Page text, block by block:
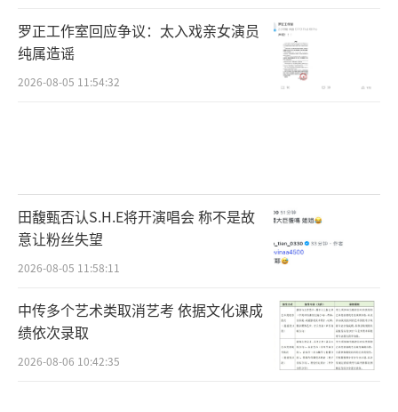
年。
罗正工作室回应争议：太入戏亲女演员
纯属造谣
2026-08-05 11:54:32
田馥甄否认S.H.E将开演唱会 称不是故
意让粉丝失望
2026-08-05 11:58:11
中传多个艺术类取消艺考 依据文化课成
绩依次录取
2026-08-06 10:42:35